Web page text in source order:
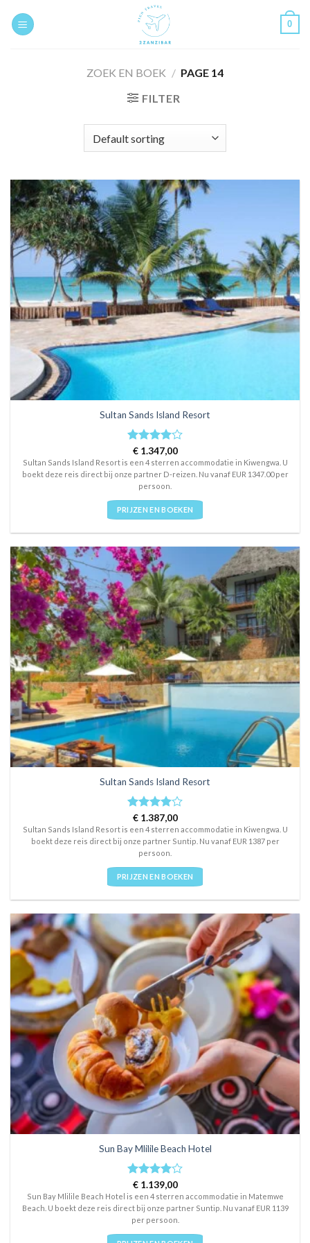
0
ZOEK EN BOEK / PAGE 14
FILTER
Sultan Sands Island Resort
Rated4
out of 5
€1.347,00
Sultan Sands Island Resort is een 4 sterren accommodatie in Kiwengwa. U
boekt deze reis direct bij onze partner D-reizen. Nu vanaf EUR 1347.00 per
persoon.
PRIJZEN EN BOEKEN
Sultan Sands Island Resort
Rated4
out of 5
€1.387,00
Sultan Sands Island Resort is een 4 sterren accommodatie in Kiwengwa. U
boekt deze reis direct bij onze partner Suntip. Nu vanaf EUR 1387 per
persoon.
PRIJZEN EN BOEKEN
Sun Bay Mlilile Beach Hotel
Rated4
out of 5
€1.139,00
Sun Bay Mlilile Beach Hotel is een 4 sterren accommodatie in Matemwe
Beach. U boekt deze reis direct bij onze partner Suntip. Nu vanaf EUR 1139
per persoon.